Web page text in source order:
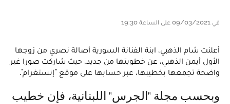
في 09/03/2021 على الساعة 19:30
أعلنت شام الذهبي، ابنة الفنانة السورية أصالة نصري من زوجها
الأول أيمن الذهبي، عن خطوبتها من جديد، حيث شاركت صورا غير
واضحة تجمعها بخطيبها، عبر حسابها على موقع "إنستغرام".
وبحسب مجلة "الجرس" اللبنانية، فإن خطيب